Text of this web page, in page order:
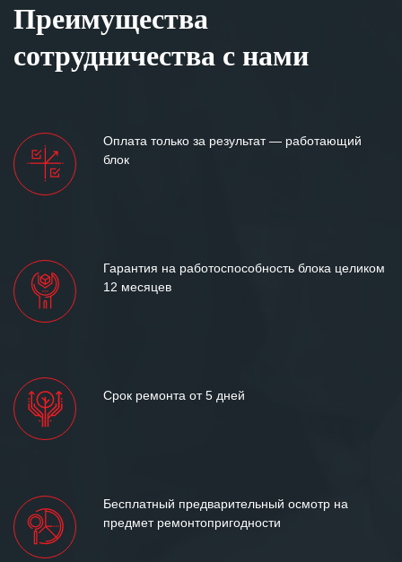
Особенно хочется отметить высокую
клиентоориентированность
персонала Вашей компании,
между нашими компаниями открытые
Преимущества
сотрудничества с нами
Оплата только за результат — работающий
блок
Гарантия на работоспособность блока целиком
12 месяцев
Срок ремонта от 5 дней
Бесплатный предварительный осмотр на
предмет ремонтопригодности